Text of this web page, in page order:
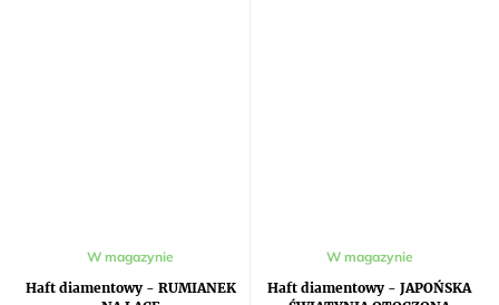
Haft diamentowy - RUMIANEK
W magazynie
Haft diamentowy - JAPOŃSKA
W magazynie